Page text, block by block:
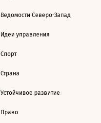
Ведомости Северо-Запад
Идеи управления
Спорт
Страна
Устойчивое развитие
Право